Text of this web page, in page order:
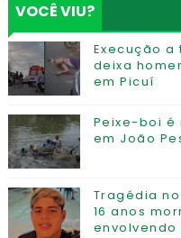
VOCÊ VIU?
Execução
deixa
em Picuí
Peixe-boi é
em João
Tragédia
16 anos
envolvendo